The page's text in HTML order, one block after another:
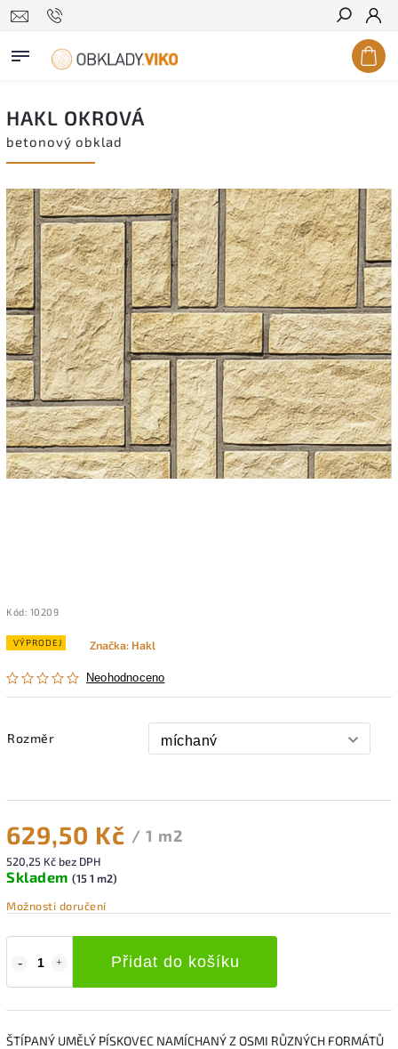
Hledat
HAKL OKROVÁ
betonový obklad
Kód: 10209
VÝPRODEJ
Neohodnoceno
Značka: Hakl
Rozměr
629,50 Kč / 1 m2
520,25 Kč bez DPH
Skladem (15 1 m2)
Možnosti doručení
Přidat do košíku
ŠTÍPANÝ UMĚLÝ PÍSKOVEC NAMÍCHANÝ Z OSMI RŮZNÝCH FORMÁTŮ